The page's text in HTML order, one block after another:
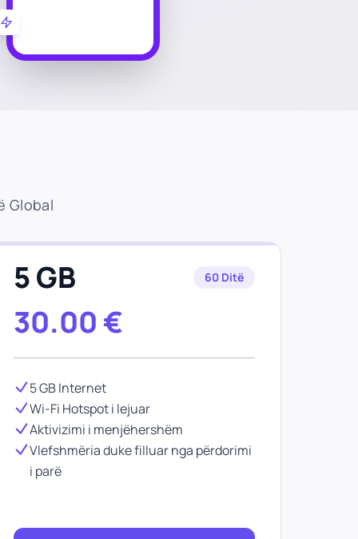
Global
5 GB 60 Ditë
30.00 €
5 GB Internet
Wi-Fi Hotspot i lejuar
Aktivizimi i menjëhershëm
Vlefshmëria duke filluar nga përdorimi
i parë